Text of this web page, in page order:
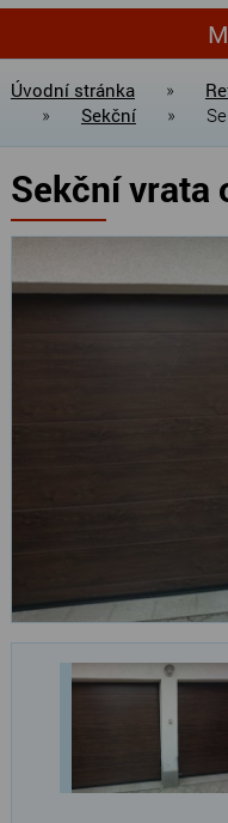
Úvodní stránka »
»
Sekční »
Sekční vrata